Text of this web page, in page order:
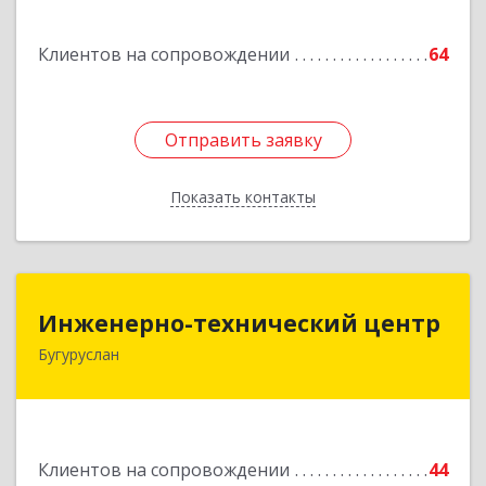
Клиентов на сопровождении 64
Отправить заявку
Показать контакты
Отправить заявку
Назад
Инженерно-технический центр
Бугуруслан
Клиентов на сопровождении 44
Инженерно-технический центр
461633, Оренбургская обл, Бугуруслан г,